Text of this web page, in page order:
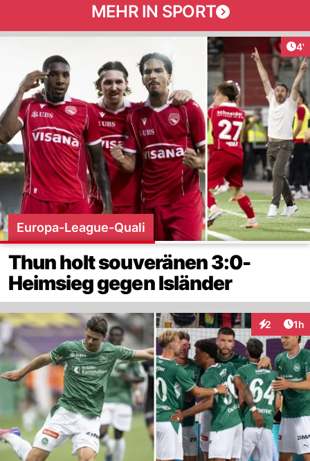
MEHR IN SPORT
4'
Europa-League-Quali
Thun holt souveränen 3:0-
Heimsieg gegen Isländer
2 1h